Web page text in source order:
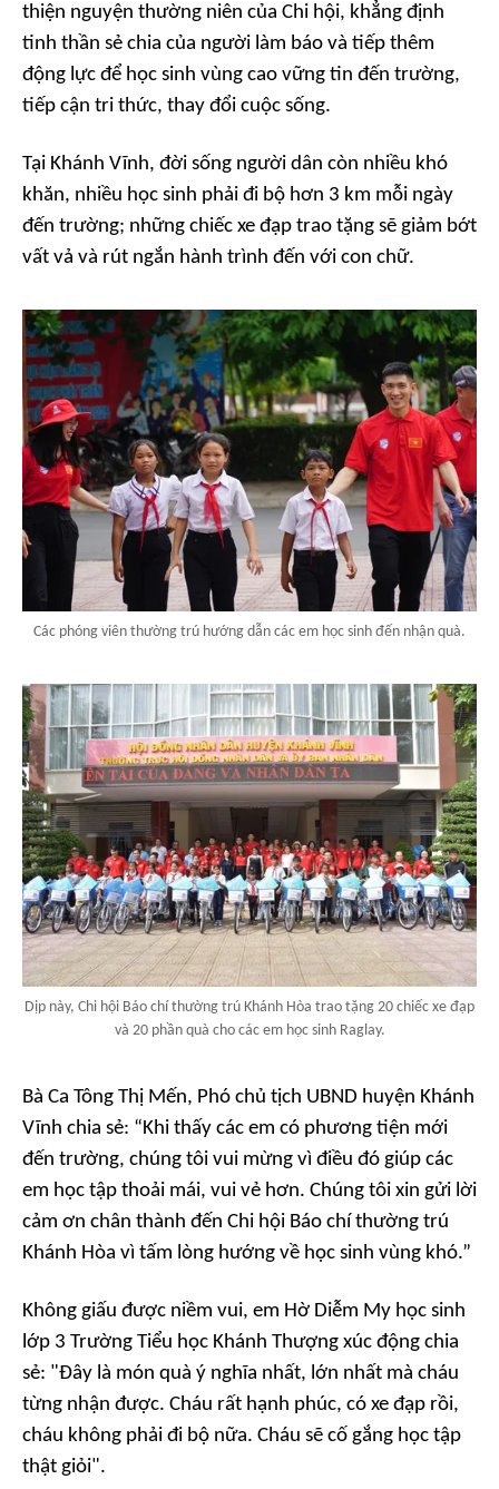
thiện nguyện thường niên của Chi hội, khẳng định
tinh thần sẻ chia của người làm báo và tiếp thêm
động lực để học sinh vùng cao vững tin đến trường,
tiếp cận tri thức, thay đổi cuộc sống.
Tại Khánh Vĩnh, đời sống người dân còn nhiều khó
khăn, nhiều học sinh phải đi bộ hơn 3 km mỗi ngày
đến trường; những chiếc xe đạp trao tặng sẽ giảm bớt
vất vả và rút ngắn hành trình đến với con chữ.
Các phóng viên thường trú hướng dẫn các em học sinh đến nhận quà.
Dịp này, Chi hội Báo chí thường trú Khánh Hòa trao tặng 20 chiếc xe đạp
và 20 phần quà cho các em học sinh Raglay.
Bà Ca Tông Thị Mến, Phó chủ tịch UBND huyện Khánh
Vĩnh chia sẻ: “Khi thấy các em có phương tiện mới
đến trường, chúng tôi vui mừng vì điều đó giúp các
em học tập thoải mái, vui vẻ hơn. Chúng tôi xin gửi lời
cảm ơn chân thành đến Chi hội Báo chí thường trú
Khánh Hòa vì tấm lòng hướng về học sinh vùng khó.”
Không giấu được niềm vui, em Hờ Diễm My học sinh
lớp 3 Trường Tiểu học Khánh Thượng xúc động chia
sẻ: "Đây là món quà ý nghĩa nhất, lớn nhất mà cháu
từng nhận được. Cháu rất hạnh phúc, có xe đạp rồi,
cháu không phải đi bộ nữa. Cháu sẽ cố gắng học tập
thật giỏi".